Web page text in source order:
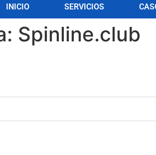
INICIO SERVICIOS
Spinline.club